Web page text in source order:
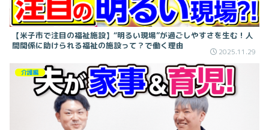
【米子市で注目の福祉施設】“明るい現場”が過ごしやすさを生む！人
間関係に助けられる福祉の施設って？で働く理由
2025.11.29
介護編